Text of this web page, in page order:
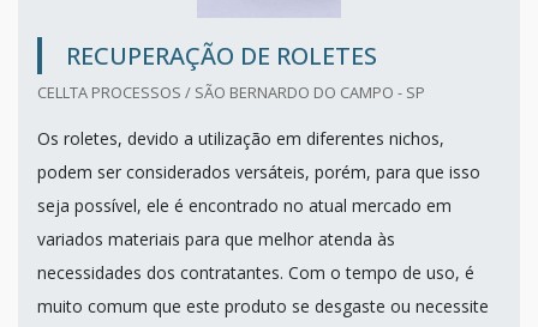
RECUPERAÇÃO DE ROLETES
CELLTA PROCESSOS / SÃO BERNARDO DO CAMPO - SP
Os roletes, devido a utilização em diferentes nichos,
podem ser considerados versáteis, porém, para que isso
seja possível, ele é encontrado no atual mercado em
variados materiais para que melhor atenda às
necessidades dos contratantes. Com o tempo de uso, é
muito comum que este produto se desgaste ou necessite